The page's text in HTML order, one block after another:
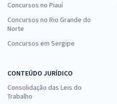
Concursos no Piauí
Concursos no Rio Grande do
Norte
Concursos em Sergipe
CONTEÚDO JURÍDICO
Consolidação das Leis do
Trabalho